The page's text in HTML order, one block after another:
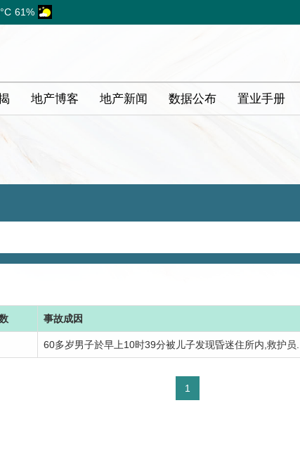
61%
地产博客 地产新闻 数据公布 置业手册
事故成因
60多岁男子於早上10时39分被儿子发现昏迷住所内,救护员...
1